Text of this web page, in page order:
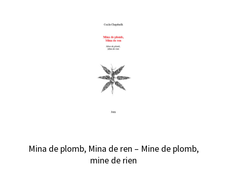
Mina de plomb, Mina de ren – Mine de plomb,
mine de rien